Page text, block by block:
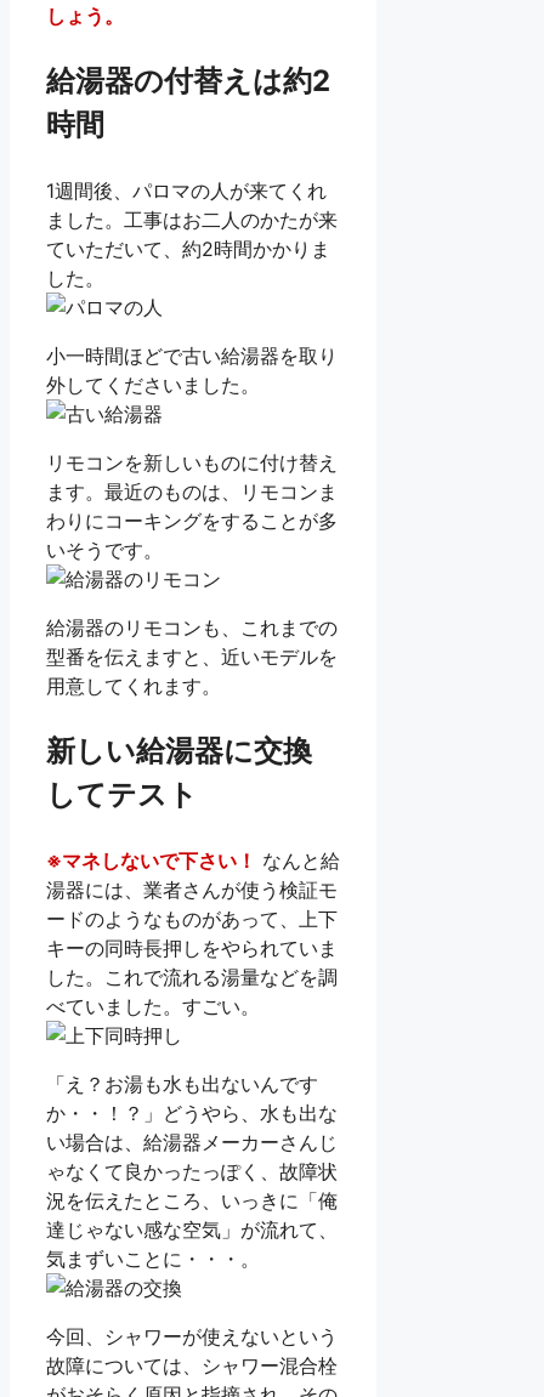
しょう。
給湯器の付替えは約2
時間
1週間後、パロマの人が来てくれ
ました。工事はお二人のかたが来
ていただいて、約2時間かかりま
した。
小一時間ほどで古い給湯器を取り
外してくださいました。
リモコンを新しいものに付け替え
ます。最近のものは、リモコンま
わりにコーキングをすることが多
いそうです。
給湯器のリモコンも、これまでの
型番を伝えますと、近いモデルを
用意してくれます。
新しい給湯器に交換
してテスト
※マネしないで下さい！ なんと給
湯器には、業者さんが使う検証モ
ードのようなものがあって、上下
キーの同時長押しをやられていま
した。これで流れる湯量などを調
べていました。すごい。
「え？お湯も水も出ないんです
か・・！？」どうやら、水も出な
い場合は、給湯器メーカーさんじ
ゃなくて良かったっぽく、故障状
況を伝えたところ、いっきに「俺
達じゃない感な空気」が流れて、
気まずいことに・・・。
今回、シャワーが使えないという
故障については、シャワー混合栓